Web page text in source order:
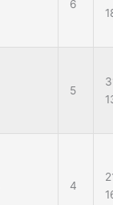
6
5
4